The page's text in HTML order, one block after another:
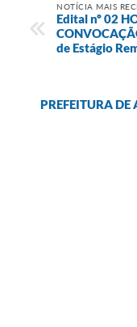
NOTÍCIA MAIS
Edital nº 02
de Estágio
PREFEITURA